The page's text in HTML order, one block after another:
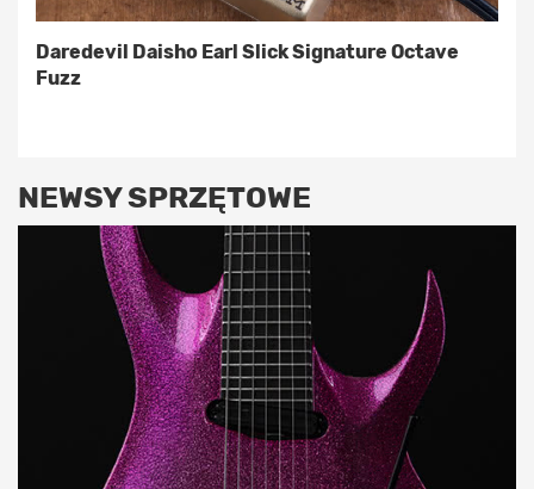
Daredevil Daisho Earl Slick Signature Octave
Fuzz
NEWSY SPRZĘTOWE